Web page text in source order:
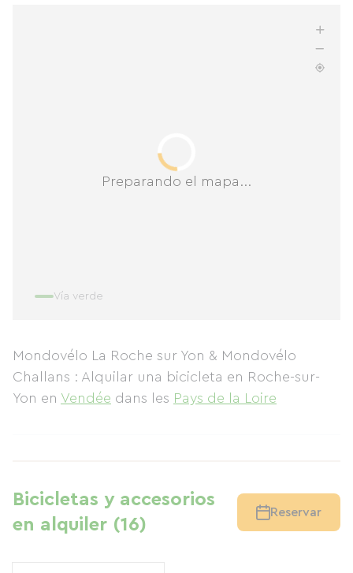
Preparando el mapa...
Vía verde
Mondovélo La Roche sur Yon & Mondovélo
Challans : Alquilar una bicicleta en Roche-sur-
Yon en Vendée dans les Pays de la Loire
Bicicletas y accesorios
en alquiler (16)
Reservar